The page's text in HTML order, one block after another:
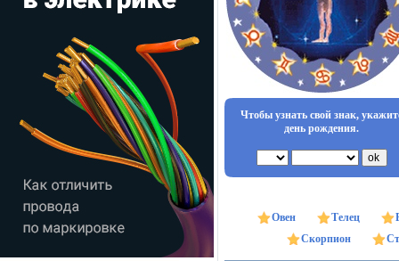
Чтобы узнать свой знак,
день рождения.
Овен Телец
Скорпион